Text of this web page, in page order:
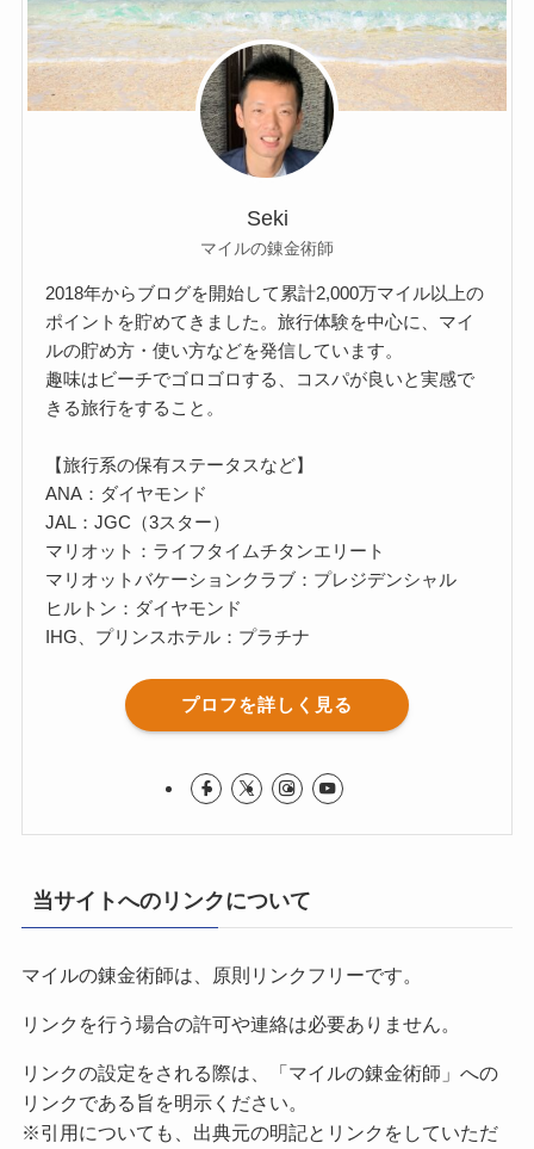
Seki
マイルの錬金術師
2018年からブログを開始して累計2,000万マイル以上の
ポイントを貯めてきました。旅行体験を中心に、マイ
ルの貯め方・使い方などを発信しています。
趣味はビーチでゴロゴロする、コスパが良いと実感で
きる旅行をすること。
【旅行系の保有ステータスなど】
ANA：ダイヤモンド
JAL：JGC（3スター）
マリオット：ライフタイムチタンエリート
マリオットバケーションクラブ：プレジデンシャル
ヒルトン：ダイヤモンド
IHG、プリンスホテル：プラチナ
プロフを詳しく見る
当サイトへのリンクについて
マイルの錬金術師は、原則リンクフリーです。
リンクを行う場合の許可や連絡は必要ありません。
リンクの設定をされる際は、「マイルの錬金術師」への
リンクである旨を明示ください。
※引用についても、出典元の明記とリンクをしていただ